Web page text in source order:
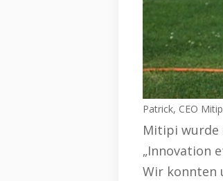
Patrick, CEO
Mitipi wurde
„Innovation
Wir konnten